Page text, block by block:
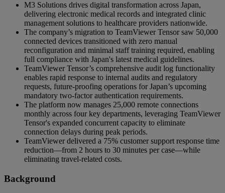
M3 Solutions drives digital transformation across Japan,
delivering electronic medical records and integrated clinic
management solutions to healthcare providers nationwide.
The company’s migration to TeamViewer Tensor saw 50,000
connected devices transitioned with zero manual
reconfiguration and minimal staff training required, enabling
full compliance with Japan's latest medical guidelines.
TeamViewer Tensor’s comprehensive audit log functionality
enables rapid response to internal audits and regulatory
requests, future-proofing operations for Japan’s upcoming
mandatory two-factor authentication requirements.
The platform now manages 25,000 remote connections
monthly across four key departments, leveraging TeamViewer
Tensor's expanded concurrent capacity to eliminate
connection delays during peak periods.
TeamViewer delivered a 75% customer support response time
reduction—from 2 hours to 30 minutes per case—while
eliminating travel-related costs.
Background